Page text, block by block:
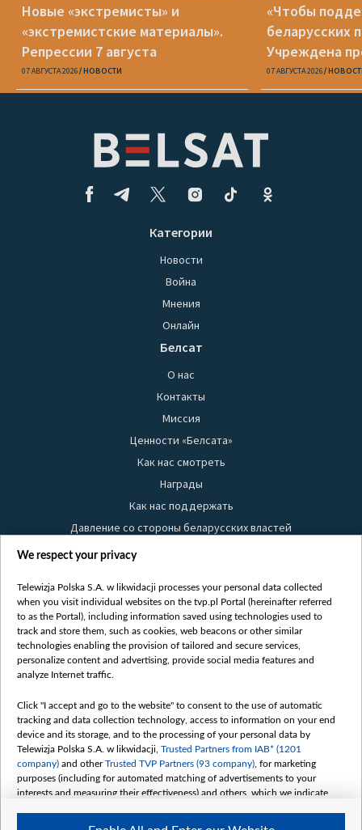
Новые «экстремисты» и
«экстремистские материалы».
Репрессии 7 августа
07 АВГУСТА 2026 НОВОСТИ
«Чтобы
беларусских
Учреждена
Вежновец
07 АВГУСТА 2026
Категории
Новости
Война
Мнения
Онлайн
Белсат
О нас
Контакты
Миссия
Ценности «Белсата»
Как нас смотреть
Награды
Как нас поддержать
Давление со стороны беларусских властей
Правила использования материалов
Безопасность
Youtube
Белсат news
Белсат Life
Belsat English
Biełsat PL
Белсат Now
Белсат Shorts
Белсат History
Белсат Music
We respect your privacy
Telewizja Polska S.A. w likwidacji processes your personal data collected
when you visit individual websites on the tvp.pl Portal (hereinafter referred
to as the Portal), including information saved using technologies used to
track and store them, such as cookies, web beacons or other similar
technologies enabling the provision of tailored and secure services,
personalize content and advertising, provide social media features and
analyze Internet traffic.
Click "I accept and go to the website" to consent to the use of automatic
tracking and data collection technology, access to information on your end
device and its storage, and to the processing of your personal data by
Telewizja Polska S.A. w likwidacji, Trusted Partners from IAB* (1201
company) and otherTrusted TVP Partners (93 company) , for marketing
purposes (including for automated matching of advertisements to your
interests and measuring their effectiveness) and others, which we indicate